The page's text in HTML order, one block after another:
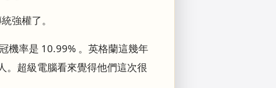
強權了。
機率是 10.99% 。英格蘭這幾年
。超級電腦看來覺得他們這次很